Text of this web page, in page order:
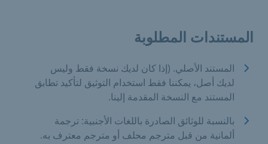
المستندات المطلوبة
المستند الأصلي. (إذا كان لديك نسخة فقط وليس
لديك أصل، يمكننا فقط استخدام التوثيق لتأكيد تطابق
المستند مع النسخة المقدمة إلينا.
بالنسبة للوثائق الصادرة باللغات الأجنبية: ترجمة
ألمانية من قبل مترجم محلف أو مترجم معترف به.